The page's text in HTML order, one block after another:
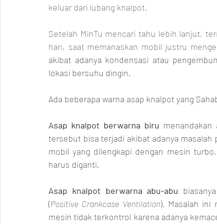
keluar dari lubang knalpot.
Setelah MinTu mencari tahu lebih lanjut,
hari, saat memanaskan mobil justru
akibat adanya kondensasi atau
lokasi bersuhu dingin.
Ada beberapa warna asap knalpot yang
Asap knalpot berwarna biru
tersebut bisa terjadi akibat adanya masalah
mobil yang dilengkapi dengan mesin
harus diganti.
Asap knalpot berwarna abu-abu
(Positive Crankcase Ventilation). Masalah ini
mesin tidak terkontrol karena adanya